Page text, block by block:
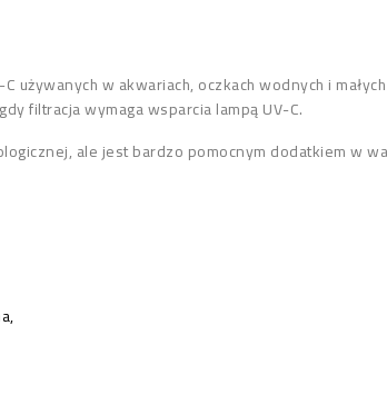
używanych w akwariach, oczkach wodnych i
filtracja wymaga wsparcia lampą UV-C.
ale jest bardzo pomocnym dodatkiem w